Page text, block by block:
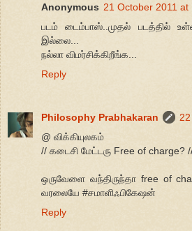
Anonymous 21 October 2011 at
படம் டைம்பாஸ்..முதல் படத்தில்
இல்லை...
நல்லா விமர்சிக்கிறீங்க...
Reply
Philosophy Prabhakaran
@ விக்கியுலகம்
// கடைசி மேட்டரு Free of charge?
ஒருவேளை வந்திருந்தா free of
வரலையே #சமாளிஃபிகேஷன்
Reply